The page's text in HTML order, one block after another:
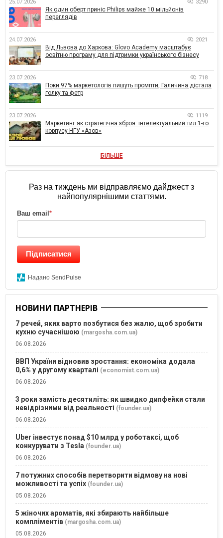
25.07.2026 3290
Як один оберт приніс Philips майже 10 мільйонів
переглядів
24.07.2026 2021
Від Львова до Харкова: Glovo Academy масштабує
освітню програму для підтримки українського бізнесу
23.07.2026 718
Поки 97% маркетологів пишуть промпти, Галичина дістала
голку та фетр
23.07.2026 1119
Маркетинг як стратегічна зброя: інтелектуальний тил 1-го
корпусу НГУ «Азов»
БІЛЬШЕ
Раз на тиждень ми відправляємо дайджест з
найпопулярнішими статтями.
Ваш email*
Підписатися
Надано SendPulse
НОВИНИ ПАРТНЕРІВ
7 речей, яких варто позбутися без жалю, щоб зробити
кухню сучаснішою (margosha.com.ua)
06.08.2026
ВВП України відновив зростання: економіка додала
0,6% у другому кварталі (economist.com.ua)
06.08.2026
3 роки замість десятиліть: як швидко дипфейки стали
невідрізними від реальності (founder.ua)
06.08.2026
Uber інвестує понад $10 млрд у роботаксі, щоб
конкурувати з Tesla (founder.ua)
06.08.2026
7 потужних способів перетворити відмову на нові
можливості та успіх (founder.ua)
05.08.2026
5 жіночих ароматів, які збирають найбільше
компліментів (margosha.com.ua)
05.08.2026